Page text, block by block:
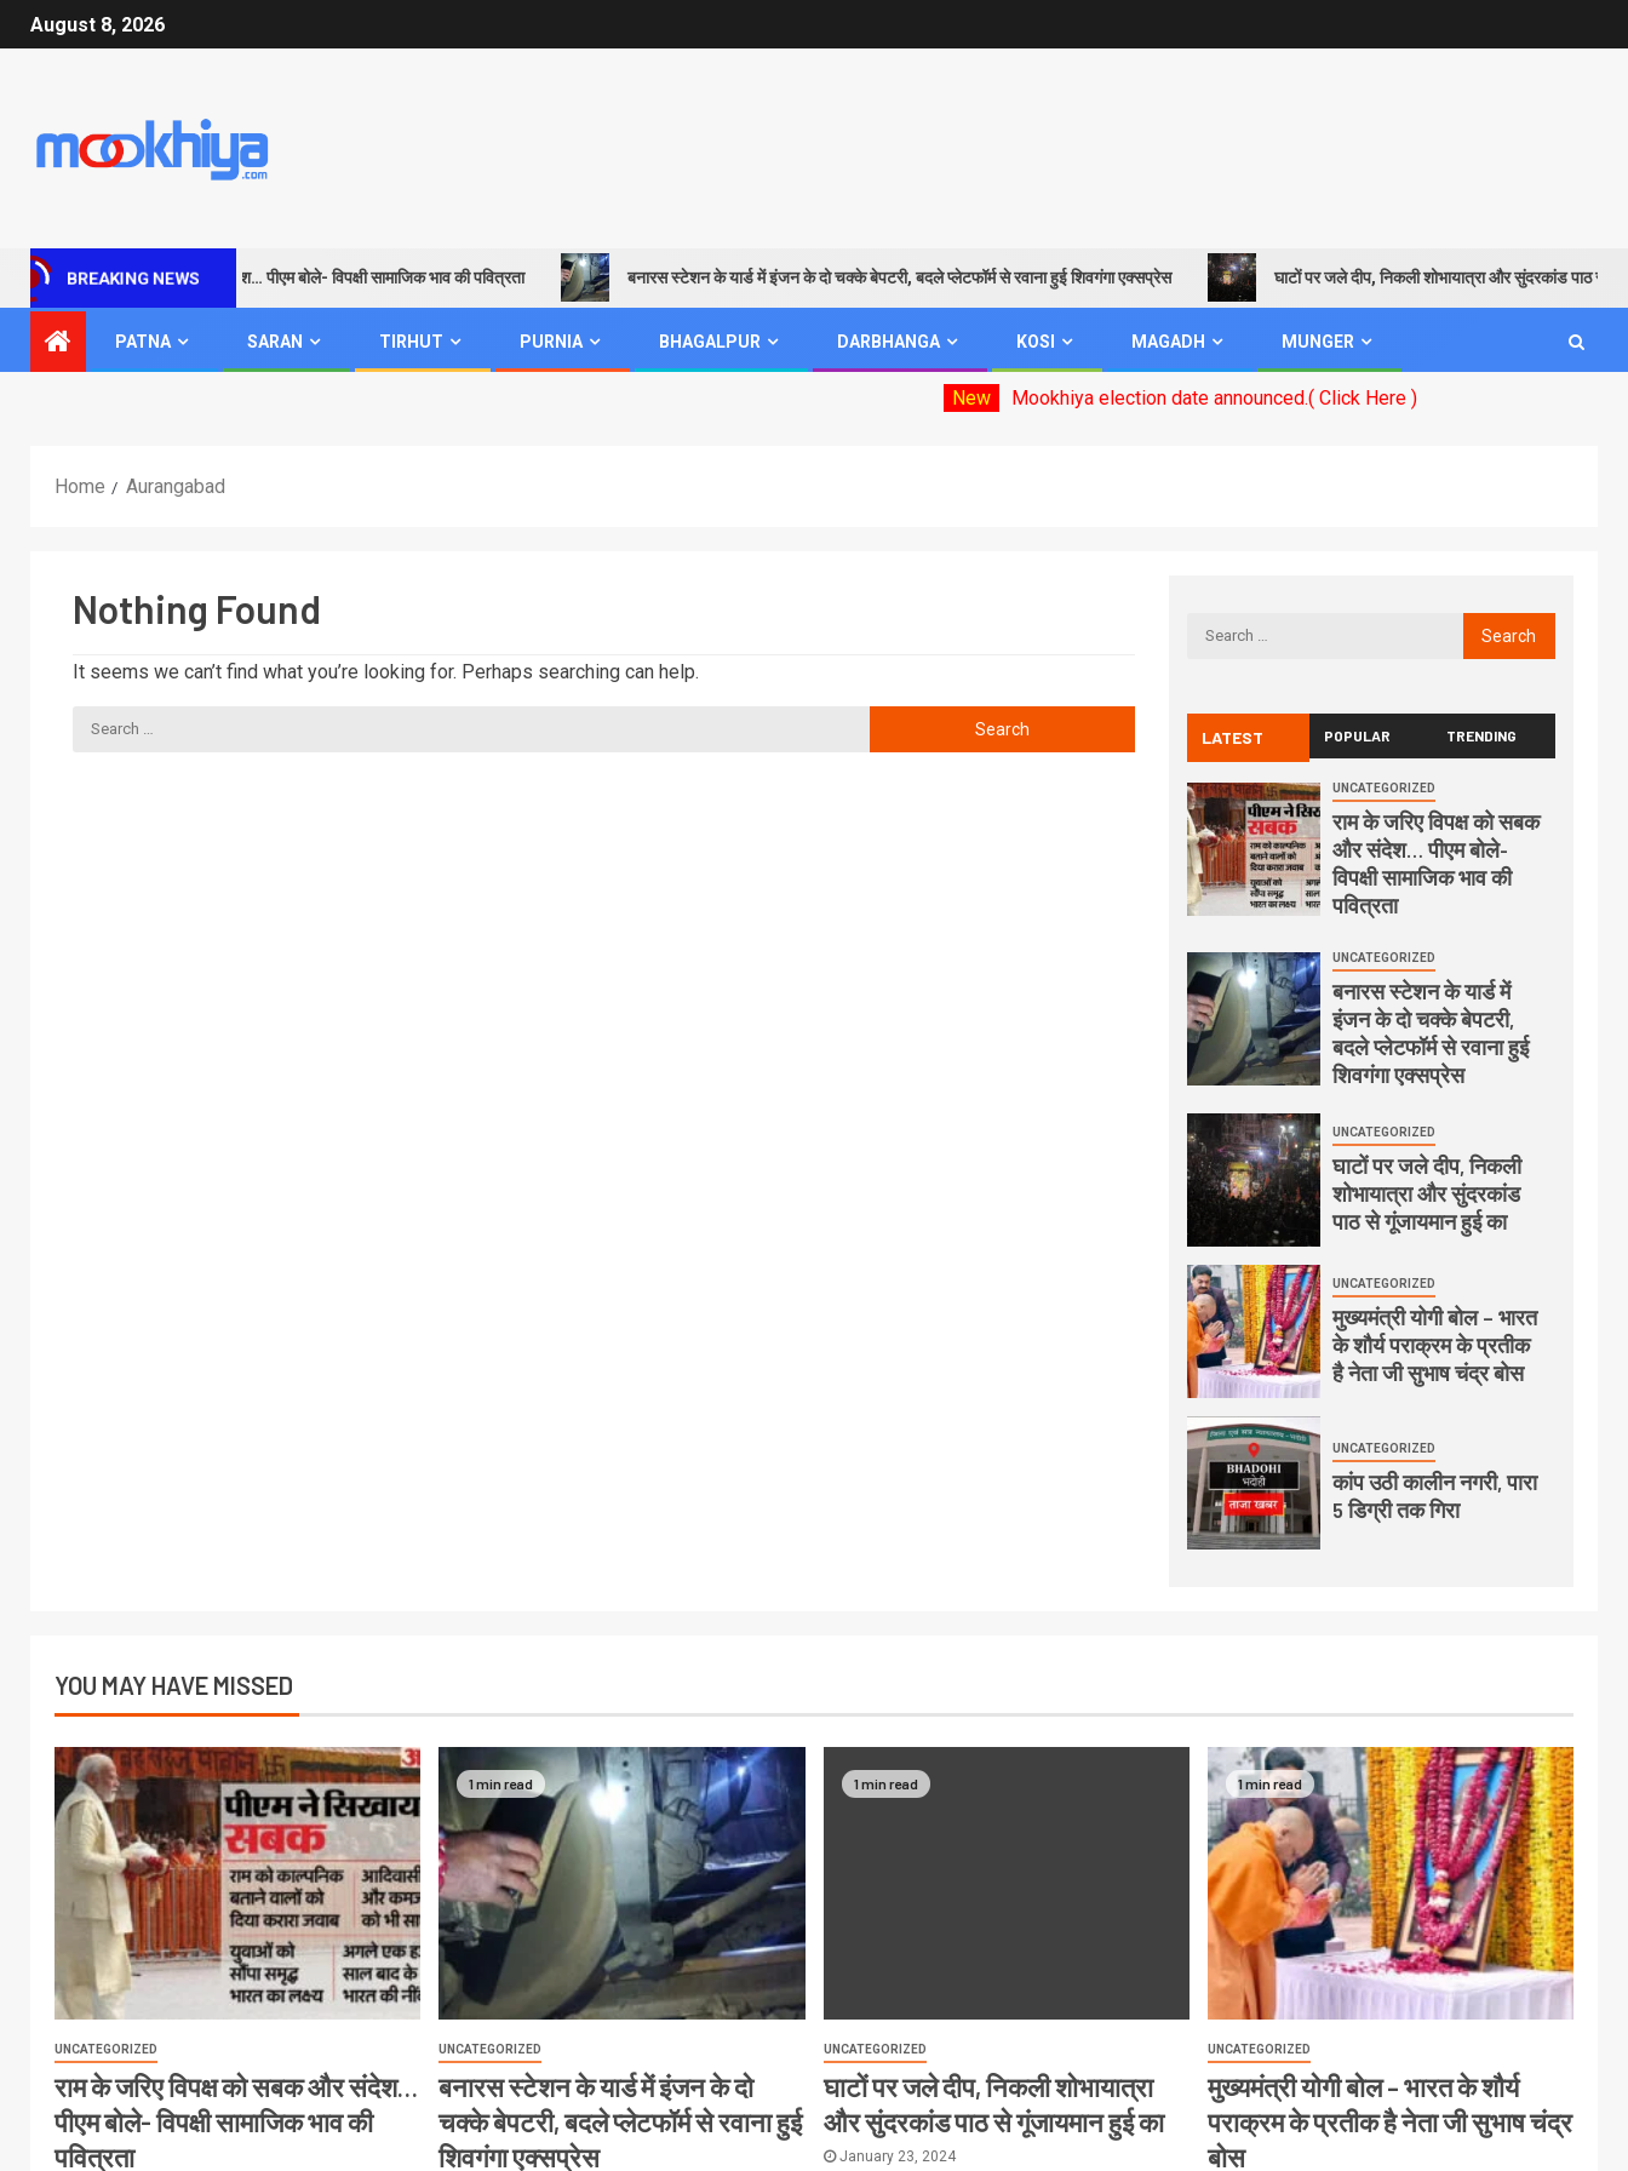
August 8, 2026
BREAKING NEWS
राम के जरिए विपक्ष को सबक और संदेश… पीएम बोले- विपक्षी सामाजिक भाव की पवित्रता बनारस स्टेशन के यार्ड में इंजन के दो चक्के बेपटरी, बदले प्लेटफॉर्म से रवाना हुई शिवगंगा एक्सप्रेस घाटों पर जले दीप, निकली शोभायात्रा और सुंदरकांड पाठ से
PATNA SARAN TIRHUT PURNIA BHAGALPUR DARBHANGA KOSI MAGADH MUNGER
Mookhiya election date announced.( Click Here )
Home Aurangabad
Nothing Found
It seems we can’t find what you’re looking for. Perhaps searching can help.
LATEST POPULAR TRENDING
UNCATEGORIZED
राम के जरिए विपक्ष को सबक
और संदेश… पीएम बोले-
विपक्षी सामाजिक भाव की
पवित्रता
UNCATEGORIZED
बनारस स्टेशन के यार्ड में
इंजन के दो चक्के बेपटरी,
बदले प्लेटफॉर्म से रवाना हुई
शिवगंगा एक्सप्रेस
UNCATEGORIZED
घाटों पर जले दीप, निकली
शोभायात्रा और सुंदरकांड
पाठ से गूंजायमान हुई का
UNCATEGORIZED
मुख्यमंत्री योगी बोल – भारत
के शौर्य पराक्रम के प्रतीक
है नेता जी सुभाष चंद्र बोस
UNCATEGORIZED
कांप उठी कालीन नगरी, पारा
5 डिग्री तक गिरा
YOU MAY HAVE MISSED
UNCATEGORIZED
राम के जरिए विपक्ष को सबक और संदेश…
पीएम बोले- विपक्षी सामाजिक भाव की
पवित्रता
1 min read
UNCATEGORIZED
बनारस स्टेशन के यार्ड में इंजन के दो
चक्के बेपटरी, बदले प्लेटफॉर्म से रवाना हुई
शिवगंगा एक्सप्रेस
1 min read
UNCATEGORIZED
घाटों पर जले दीप, निकली शोभायात्रा
और सुंदरकांड पाठ से गूंजायमान हुई का
January 23, 2024
1 min read
UNCATEGORIZED
मुख्यमंत्री योगी बोल – भारत के शौर्य
पराक्रम के प्रतीक है नेता जी सुभाष चंद्र
बोस